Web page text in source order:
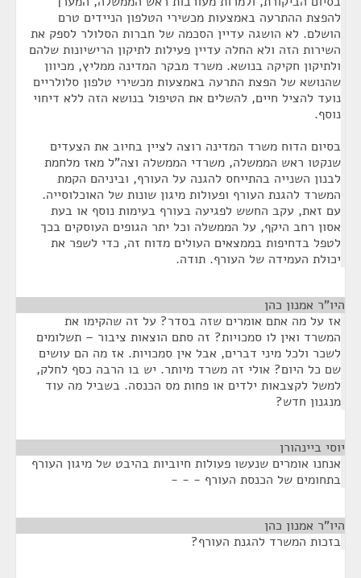
להפצת ההתרעה באמצעות מכשירי הטלפון הניידים טרם
הושלם. לא הושגה עדיין הסכמה של חברות הסלולר לספק את
השירות הזה ולא החלה עדיין פעילות לתיקון הרישיונות שלהם
ולתיקון חקיקה בנושא. משרד מבקר המדינה ממליץ, מכיוון
שהנושא של הפצת התרעה באמצעות מכשירי טלפון סלולריים
נועד להציל חיים, להשלים את הטיפול בנושא הזה ללא דיחוי
נוסף.
בסיום הדוח משרד המדינה רוצה לציין בחיוב את הצעדים
שנקטו ראש הממשלה, משרדי הממשלה וצה"ל מאז מלחמת
לבנון השנייה בהתייחס להגנה על העורף, וביניהם הקמת
המשרד להגנת העורף ופעולות מיגון שונות של האוכלוסייה.
עם זאת, עקב החשש לפגיעה בעורף בעימות נוסף או בעת
אסון רחב היקף, על הממשלה וכל יתר הגופים העוסקים בכך
לטפל בדחיפות בממצאים העולים מדוח זה, כדי לשפר את
יכולת העמידה של העורף. תודה.
היו"ר אמנון כהן
אז על מה אתם אומרים שזה בסדר? על זה שהקימו את
המשרד ואין לו סמכויות? זה סתם הוצאות ציבור – תשלומים
לשכר ולכל מיני דברים, אבל אין סמכויות. אז מה הם עושים
שם כל היום? אולי זה משרד מיותר. יש בו הרבה כסף לחלק,
למשל לקצבאות ילדים או פחות מס הכנסה. בשביל מה עוד
מנגנון חדש?
יוסי ביינהורן
אנחנו אומרים שנעשו פעולות חיוביות בהיבט של מיגון העורף
בתחומים של הכנסת העורף - - -
היו"ר אמנון כהן
בזכות המשרד להגנת העורף?